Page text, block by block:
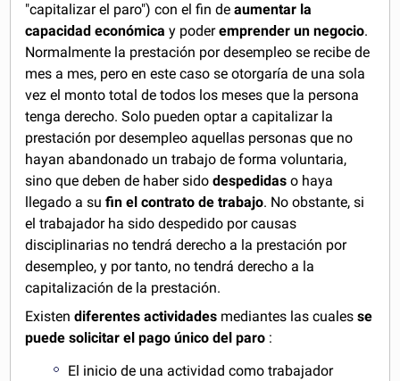
"capitalizar el paro") con el fin deaumentar la
capacidad económica y poderemprender un negocio.
Normalmente la prestación por desempleo se recibe de
mes a mes, pero en este caso se otorgaría de una sola
vez el monto total de todos los meses que la persona
tenga derecho. Solo pueden optar a capitalizar la
prestación por desempleo aquellas personas que no
hayan abandonado un trabajo de forma voluntaria,
sino que deben de haber sidodespedidas o haya
llegado a su fin el contrato de trabajo. No obstante, si
el trabajador ha sido despedido por causas
disciplinarias no tendrá derecho a la prestación por
desempleo, y por tanto, no tendrá derecho a la
capitalización de la prestación.
Existendiferentes actividades mediantes las cualesse
puede solicitar el pago único del paro :
El inicio de una actividad como trabajador